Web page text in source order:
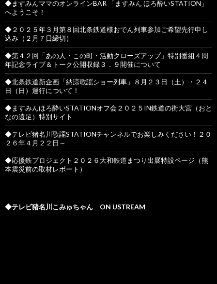
◆ますみんママのオンラインBAR 「ますみん ほろ酔いSTATION」
へようこそ！
◆２０２５年３月第８回北条鉄道様おでん列車参加ご希望先行申し
込み（２月７日締切）
◆第４２回「あの人・この町・活動クローズアップ」特別番組４周
年記念ライブ＆トーク公開収録３．９開催について
◆北条鉄道新企画「納涼歌謡ショー列車」８月２３日（土）・２４
日（日）運行について！
◆ますみんほろ酔いSTATIONオフ会２０２５IN鉄道の街大宮（おと
なの遠足）特別サイト
◆テレビ猪名川歌謡STATIONチャンネルでお楽しみください！２０
２６年４月２２日～
◆応援鉄プロジェクト２０２６大和鉄道まつり出展特設ページ（熊
本震災前の取材レポート）
◆テレビ猪名川こみゅちゃん ON USTREAM